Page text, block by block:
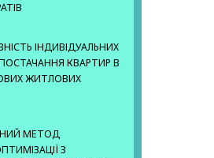
ІНДИВІДУАЛЬНИХ
КВАРТИР В
ЖИТЛОВИХ
МЕТОД
З